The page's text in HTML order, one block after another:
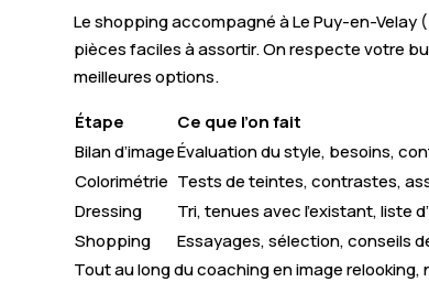
Le shopping accompagné à Le Puy-en-
pièces faciles à assortir. On respecte votre
meilleures options.
Étape
Ce que l’on fait
Bilan d’imageÉvaluation du style, besoins,
Colorimétrie Tests de teintes, contrastes,
Dressing
Tri, tenues avec l’existant, liste
Shopping
Essayages, sélection, conseils
Tout au long du coaching en image